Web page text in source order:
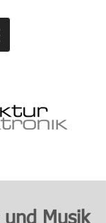
Musik